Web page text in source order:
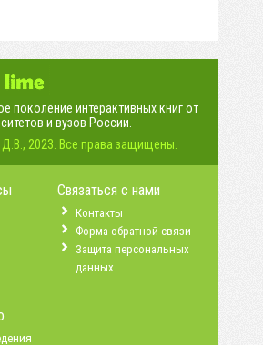
поколение интерактивных книг от
и вузов России.
2023. Все права защищены.
Связаться с нами
Контакты
Форма обратной связи
Защита персональных
данных